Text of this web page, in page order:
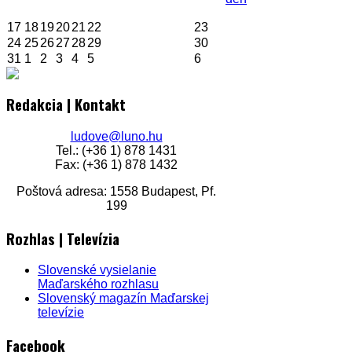
17 18192021 22
23
24 2526272829
30
31 1 2 3 4 5 6
Redakcia | Kontakt
ludove@luno.hu
Tel.: (+36 1) 878 1431
Fax: (+36 1) 878 1432
Poštová adresa: 1558 Budapest, Pf.
199
Rozhlas | Televízia
Slovenské vysielanie
Maďarského rozhlasu
Slovenský magazín Maďarskej
televízie
Facebook